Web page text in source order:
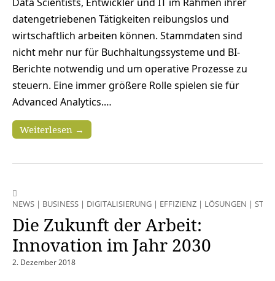
datengetriebenen Tätigkeiten reibungslos und
wirtschaftlich arbeiten können. Stammdaten sind
nicht mehr nur für Buchhaltungssysteme und BI-
Berichte notwendig und um operative Prozesse zu
steuern. Eine immer größere Rolle spielen sie für
Advanced Analytics.…
Weiterlesen →
NEWS | BUSINESS | DIGITALISIERUNG | EFFIZIENZ | LÖSUNGEN |
Die Zukunft der Arbeit:
Innovation im Jahr 2030
2. Dezember 2018